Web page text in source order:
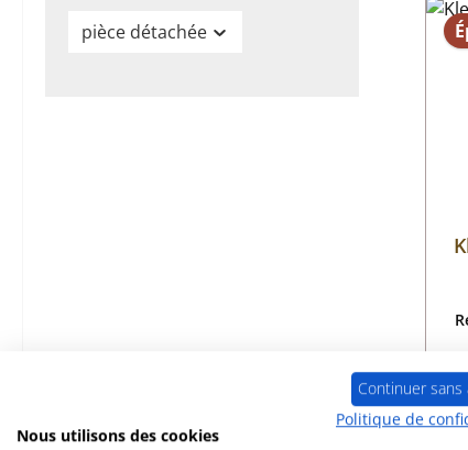
pièce détachée
Continuer
Politique de
Nous utilisons des cookies